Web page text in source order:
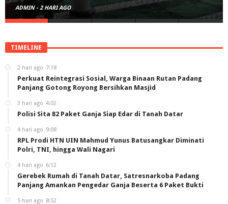
ADMIN - 2 HARI AGO
TIMELINE
2 hari ago 7:18
Perkuat Reintegrasi Sosial, Warga Binaan Rutan Padang
Panjang Gotong Royong Bersihkan Masjid
3 hari ago 4:02
Polisi Sita 82 Paket Ganja Siap Edar di Tanah Datar
4 hari ago 9:08
RPL Prodi HTN UIN Mahmud Yunus Batusangkar Diminati
Polri, TNI, hingga Wali Nagari
4 hari ago 6:12
Gerebek Rumah di Tanah Datar, Satresnarkoba Padang
Panjang Amankan Pengedar Ganja Beserta 6 Paket Bukti
5 hari ago 8:52